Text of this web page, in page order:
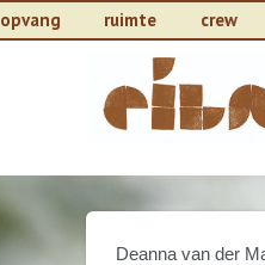
opvang ruimte crew
Deanna van der